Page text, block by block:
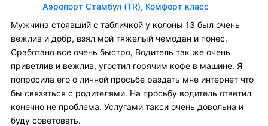
Аэропорт Стамбул (TR), Комфорт класс
Мужчина стоявший с табличкой у колоны 13 был очень
вежлив и добр, взял мой тяжелый чемодан и понес.
Сработано все очень быстро, Водитель так же очень
приветлив и вежлив, угостил горячим кофе в машине. Я
попросила его о личной просьбе раздать мне интернет что
бы связаться с родителями. На просьбу водитель ответил
конечно не проблема. Услугами такси очень довольна и
буду советовать.